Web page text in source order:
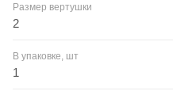
Размер вертушки
2
В упаковке, шт
1